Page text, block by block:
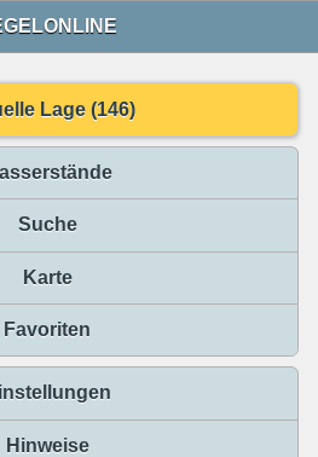
Lage (146)
Suche
Karte
Favoriten
Hinweise